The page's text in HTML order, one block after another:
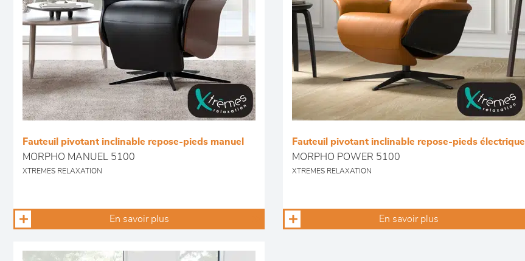
Fauteuil pivotant inclinable repose-pieds manuel
MORPHO MANUEL 5100
XTREMES RELAXATION
En savoir plus
Fauteuil pivotant inclinable repose-pieds électrique
MORPHO POWER 5100
XTREMES RELAXATION
En savoir plus